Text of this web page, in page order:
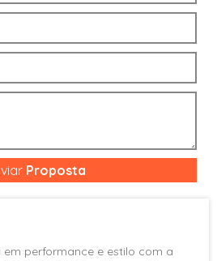
Retrovisores elétricos
Sensor de estacionamento
Bancos
Ar condicionado digital
Ar Quente
Banco do motorista com
Proposta
em performance e estilo com a